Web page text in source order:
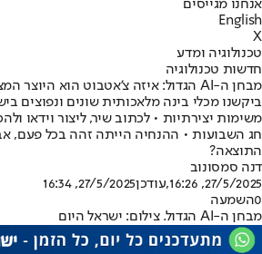
אנחנו מגייסים
English
X
טכנולוגיה ומדע
חדשות טכנולוגיה
מבחן ה-AI הגדול: איזה צ'אטבוט הוא היוצר המצטיין מכולם?
ביקשנו מכלי בינה מלאכותית שונים ונפוצים
משימות יצירתיות • לכתוב שיר, ליצור וידאו
חג השבועות • ההנחיה הייתה זהה בכל פעם,
התוצאה?
דנה סמסונוב
27/5/2025, 16:26
,עודכן27/5/2025, 16:34
0השמעה
מבחן ה-AI הגדול. צילום: ישראל היום